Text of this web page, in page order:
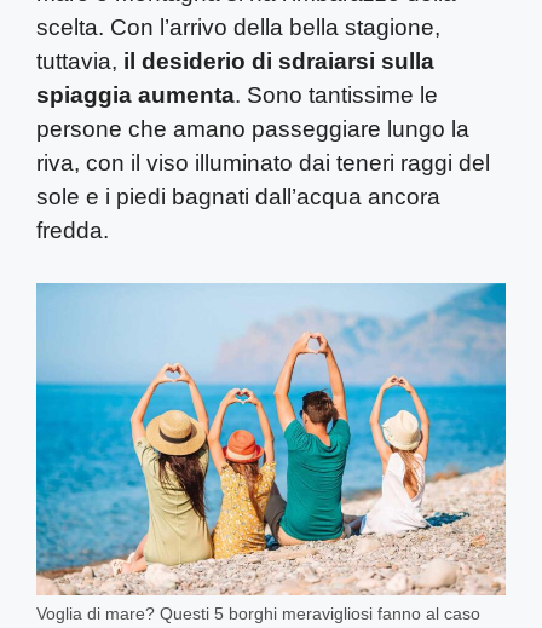
scelta. Con l’arrivo della bella stagione,
tuttavia, il desiderio di sdraiarsi sulla
spiaggia aumenta. Sono tantissime le
persone che amano passeggiare lungo la
riva, con il viso illuminato dai teneri raggi del
sole e i piedi bagnati dall’acqua ancora
fredda.
Voglia di mare? Questi 5 borghi meravigliosi fanno al caso